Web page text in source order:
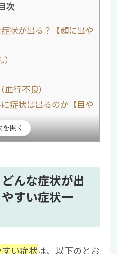
次
状が出る？【顔に出や
行不良）
症状は出るのか【目や
不良
見られる肝疾患
を開く
んな症状が出
すい症状一
い症状は、以下のとお